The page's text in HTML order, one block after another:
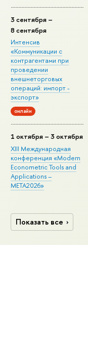
3 сентября –
8 сентября
Интенсив
«Коммуникации с
контрагентами при
проведении
внешнеторговых
операций: импорт -
экспорт»
онлайн
1 октября – 3 октября
XIII Международная
конференция «Modern
Econometric Tools and
Applications –
META2026»
Показать все